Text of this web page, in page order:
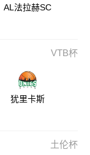
AL法拉赫SC
VTB杯
犹里卡斯
土伦杯